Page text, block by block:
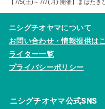
【7/5(土)～7/7(月) 開催】まばた
ニシグチオヤマについて
お問い合わせ・情報提供は
ライター一覧
プライバシーポリシー
ニシグチオヤマ公式SNS